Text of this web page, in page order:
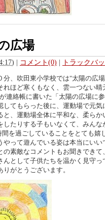
広場
) | コメント(0) | トラックバ
分、吹田東小学校では"太陽の広
ほど寒くもなく、雲一つない
連絡帳に書いた「太陽の広場に
してもらった後に、運動場で元
、運動場全体に平和な、柔らか
たりする子もいなくて、みんな
を過ごしていることをとても嬉
やって遊んでいる姿は本当にいい
の素敵なコメントもお聞きでき
として子供たちを温かく見守っ
がとうございます。